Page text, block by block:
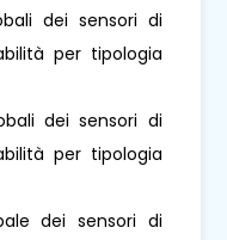
dei sensori di
per tipologia
dei sensori di
per tipologia
dei sensori di